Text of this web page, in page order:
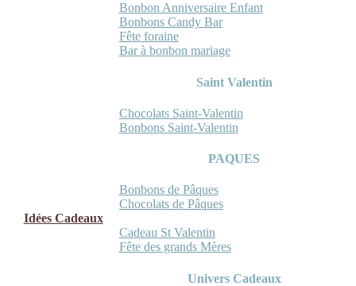
Bonbon Anniversaire Enfant
Bonbons Candy Bar
Fête foraine
Bar à bonbon mariage
Saint Valentin
Chocolats Saint-Valentin
Bonbons Saint-Valentin
PAQUES
Bonbons de Pâques
Chocolats de Pâques
Idées Cadeaux
Cadeau St Valentin
Fête des grands Mères
Univers Cadeaux